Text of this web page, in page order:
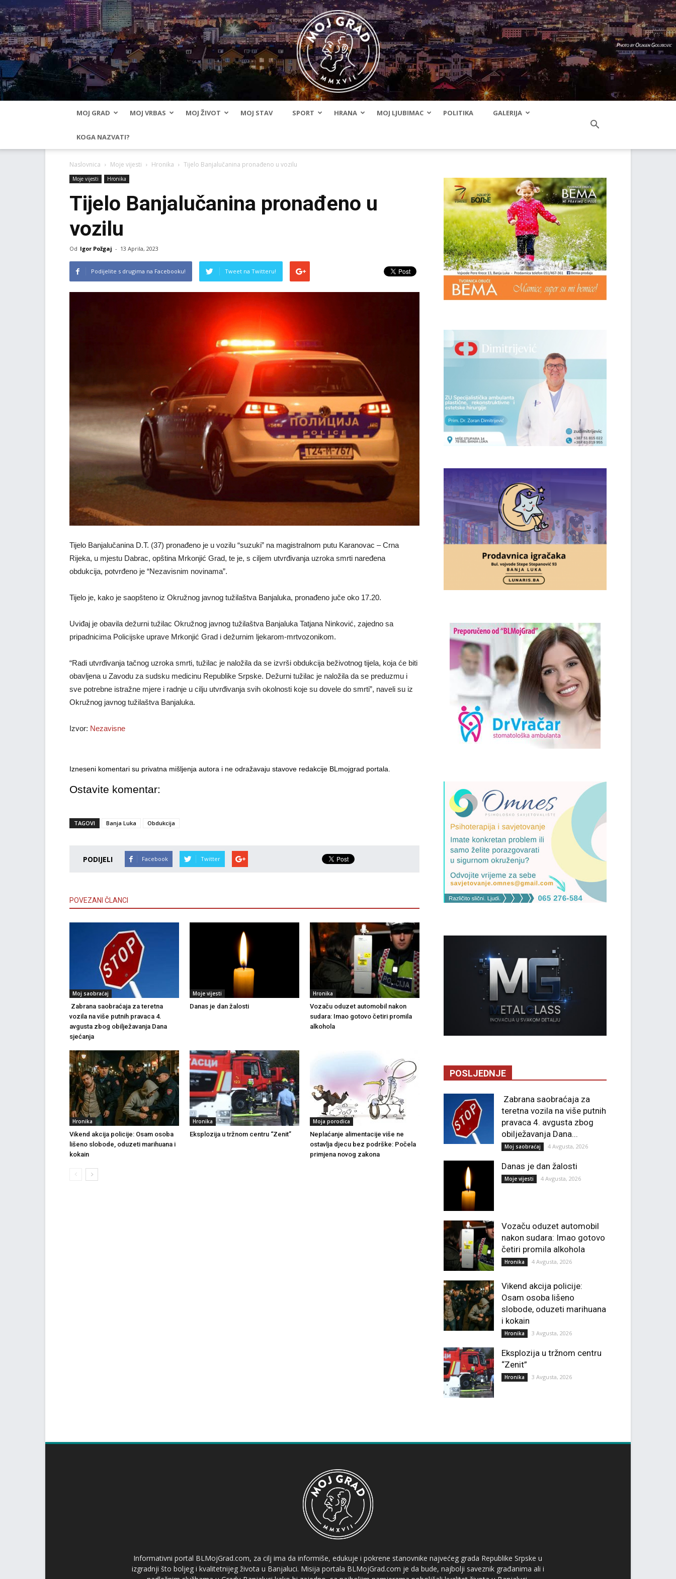
MOJ GRAD MOJ VRBAS MOJ ŽIVOT MOJ STAV SPORT HRANA MOJ LJUBIMAC POLITIKA GALERIJA
KOGA NAZVATI?
Naslovnica Moje vijesti Hronika Tijelo Banjalučanina pronađeno u vozilu
Moje vijesti Hronika
Tijelo Banjalučanina pronađeno u
vozilu
Od Igor Požgaj - 13 Aprila, 2023
Podijelite s drugima na Facebooku! Tweet na Twitteru!
Tijelo Banjalučanina D.T. (37) pronađeno je u vozilu “suzuki” na magistralnom putu Karanovac – Crna
Rijeka, u mjestu Dabrac, opština Mrkonjić Grad, te je, s ciljem utvrđivanja uzroka smrti naređena
obdukcija, potvrđeno je “Nezavisnim novinama”.
Tijelo je, kako je saopšteno iz Okružnog javnog tužilaštva Banjaluka, pronađeno juče oko 17.20.
Uviđaj je obavila dežurni tužilac Okružnog javnog tužilaštva Banjaluka Tatjana Ninković, zajedno sa
pripadnicima Policijske uprave Mrkonjić Grad i dežurnim ljekarom-mrtvozonikom.
“Radi utvrđivanja tačnog uzroka smrti, tužilac je naložila da se izvrši obdukcija beživotnog tijela, koja će biti
obavljena u Zavodu za sudsku medicinu Republike Srpske. Dežurni tužilac je naložila da se preduzmu i
sve potrebne istražne mjere i radnje u cilju utvrđivanja svih okolnosti koje su dovele do smrti”, naveli su iz
Okružnog javnog tužilaštva Banjaluka.
Izvor: Nezavisne
Izneseni komentari su privatna mišljenja autora i ne odražavaju stavove redakcije BLmojgrad portala.
Ostavite komentar:
TAGOVI Banja Luka Obdukcija
PODIJELI Facebook Twitter
POVEZANI ČLANCI
Moj saobraćaj
Zabrana saobraćaja za teretna
vozila na više putnih pravaca 4.
avgusta zbog obilježavanja Dana
sjećanja
Moje vijesti
Danas je dan žalosti
Hronika
Vozaču oduzet automobil nakon
sudara: Imao gotovo četiri promila
alkohola
Hronika
Vikend akcija policije: Osam osoba
lišeno slobode, oduzeti marihuana i
kokain
Hronika
Eksplozija u tržnom centru “Zenit”
Moja porodica
Neplaćanje alimentacije više ne
ostavlja djecu bez podrške: Počela
primjena novog zakona
POSLJEDNJE
Zabrana saobraćaja za
teretna vozila na više putnih
pravaca 4. avgusta zbog
obilježavanja Dana...
Moj saobraćaj 4 Avgusta, 2026
Danas je dan žalosti
Moje vijesti 4 Avgusta, 2026
Vozaču oduzet automobil
nakon sudara: Imao gotovo
četiri promila alkohola
Hronika 4 Avgusta, 2026
Vikend akcija policije:
Osam osoba lišeno
slobode, oduzeti marihuana
i kokain
Hronika 3 Avgusta, 2026
Eksplozija u tržnom centru
“Zenit”
Hronika 3 Avgusta, 2026
Informativni portal BLMojGrad.com, za cilj ima da informiše, edukuje i pokrene stanovnike najvećeg grada Republike Srpske u
izgradnji što boljeg i kvalitetnijeg života u Banjaluci. Misija portala BLMojGrad.com je da bude, najbolji saveznik građanima ali i